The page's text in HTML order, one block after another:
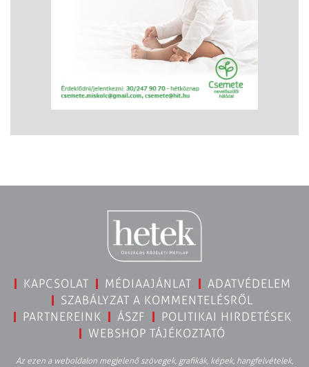
KAPCSOLAT MÉDIAAJÁNLAT
ADATVÉDELEM
SZABÁLYZAT A KOMMENTELÉSRŐL
PARTNEREINK
ÁSZF
POLITIKAI HIRDETÉSEK
WEBSHOP TÁJÉKOZTATÓ
Az ezen a weboldalon megjelenő szövegek, grafikák, képek, hangfelvételek,